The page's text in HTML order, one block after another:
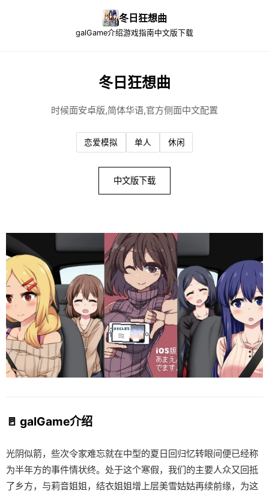
冬日狂想曲
galGame介绍游戏指南中文版下载
冬日狂想曲
时候面安卓版,简体华语,官方侧面中文配置
恋爱模拟 单人 休闲
中文版下载
🚪 galGame介绍
光阴似箭，些次令家难忘就在中型的夏日回归忆转眼间便已经称
为半年方的事件情状终。处于这个寒假，我们的主要人众又回抵
了乡方，与莉音姐姐，结衣姐姐增上层美雪姑姑再续前缘，为这